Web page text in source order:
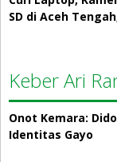
SD di Aceh
Keber Ari
Onot Kemara:
Identitas Gayo